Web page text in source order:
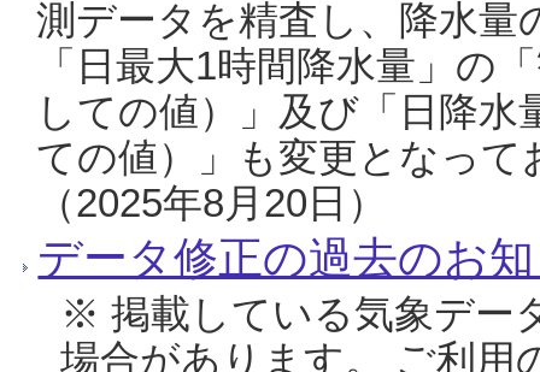
測データを精査し、降水
「日最大1時間降水量」の
しての値）」及び「日降
ての値）」も変更となっ
（2025年8月20日）
データ修正の過去のお
※ 掲載している気象デー
場合があります。 ご利用